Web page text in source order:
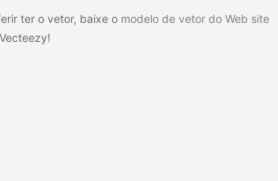
ter o vetor, baixe o modelo de vetor do Web site